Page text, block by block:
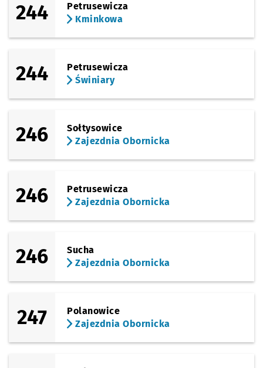
244
Petrusewicza
Kminkowa
244
Petrusewicza
Świniary
246
Sołtysowice
Zajezdnia Obornicka
246
Petrusewicza
Zajezdnia Obornicka
246
Sucha
Zajezdnia Obornicka
247
Polanowice
Zajezdnia Obornicka